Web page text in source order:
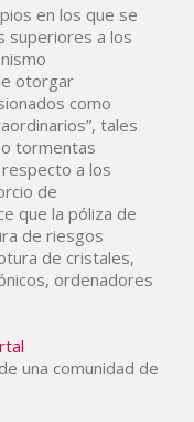
en los que se
superiores a los
otorgar
como
tales
tormentas
a los
de
que la póliza de
de riesgos
de cristales,
ordenadores
una comunidad de